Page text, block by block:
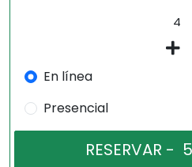
En línea
Presencial